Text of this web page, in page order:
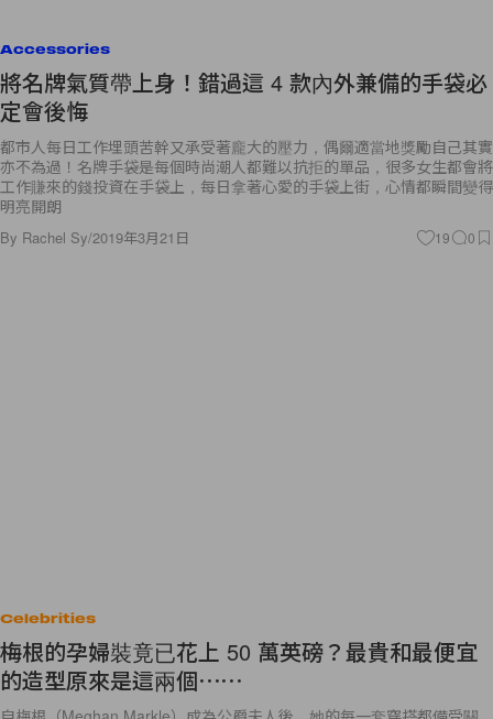
Accessories
將名牌氣質帶上身！錯過這 4 款內外兼備的手袋必
定會後悔
都市人每日工作埋頭苦幹又承受著龐大的壓力，偶爾適當地獎勵自己其實
亦不為過！名牌手袋是每個時尚潮人都難以抗拒的單品，很多女生都會將
工作賺來的錢投資在手袋上，每日拿著心愛的手袋上街，心情都瞬間變得
明亮開朗
By Rachel Sy/2019年3月21日 19 0
Celebrities
梅根的孕婦裝竟已花上 50 萬英磅？最貴和最便宜
的造型原來是這兩個⋯⋯